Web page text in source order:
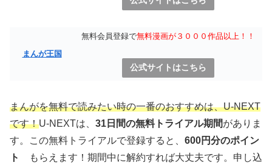
まんが王国
無料会員登録で無料漫画が３０００作品以上！！
公式サイトはこちら
まんがを無料で読みたい時の一番のおすすめは、U-NEXT
です！U-NEXTは、 31日間の無料トライアル期間がありま
す。この無料トライアルで登録すると、 600円分のポイン
ト
もらえます！期間中に解約すれば大丈夫です。申し込